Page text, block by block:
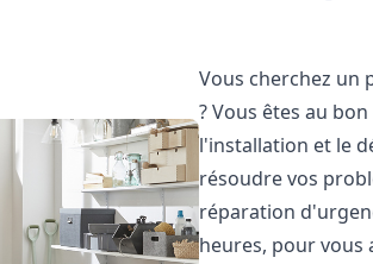
Vous cherchez un
? Vous êtes au
l'installation et le
résoudre vos
réparation
heures, pour vous